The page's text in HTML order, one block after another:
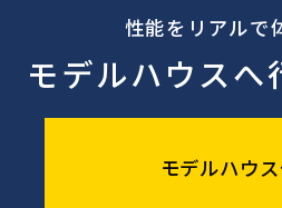
性能をリアルで
モデルハウスへ
モデルハウ